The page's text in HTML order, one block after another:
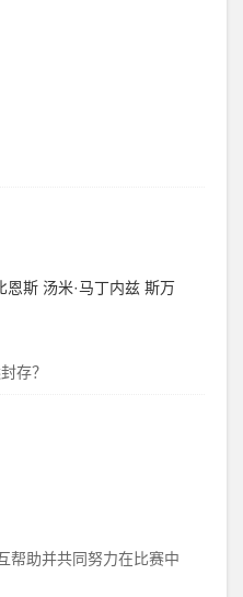
恩斯 汤米·马丁内兹 斯万
存？
帮助并共同努力在比赛中